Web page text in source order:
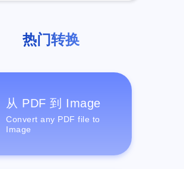
热门转换
从 PDF 到 Image
Convert any PDF file to
Image